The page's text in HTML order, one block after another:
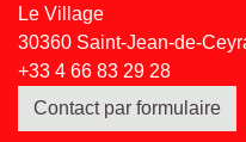
Le Village
30360 Saint-Jean-de-
+33 4 66 83 29 28
Contact par formulaire